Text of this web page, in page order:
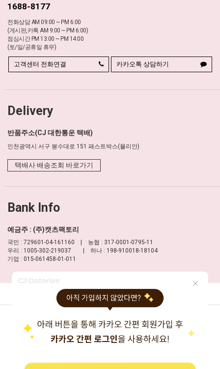
1688-8177
전화상담 AM 09:00 ~ PM 6:00
(게시판,카톡 AM 9:00 ~ PM 6:00)
점심시간 PM 13:00 ~ PM 14:00
(토/일/공휴일 휴무)
고객센터 전화연결 카카오톡 상담하기
Delivery
반품주소(CJ 대한통운 택배)
인천광역시 서구 봉수대로 151 패스트박스(뮬리안)
택배사 배송조회 바로가기
Bank Info
예금주 : (주)캣츠팩토리
국민 : 729601-04-161160 | 농협 : 317-0001-0795-11
우리 : 1005-302-219037 | 하나 : 198-910018-18104
기업 : 015-061458-01-011
이용약관 개인정보 처리방침 PC버전
상호 : 주식회사 캣츠팩토리
대표 : 신보현
주소 : 서울시 성동구 고산자로6길 40
TEL : 1688-8177
FAX : 02-457-2330